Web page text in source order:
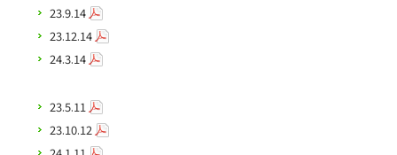
23.9.14
23.12.14
24.3.14
23.5.11
23.10.12